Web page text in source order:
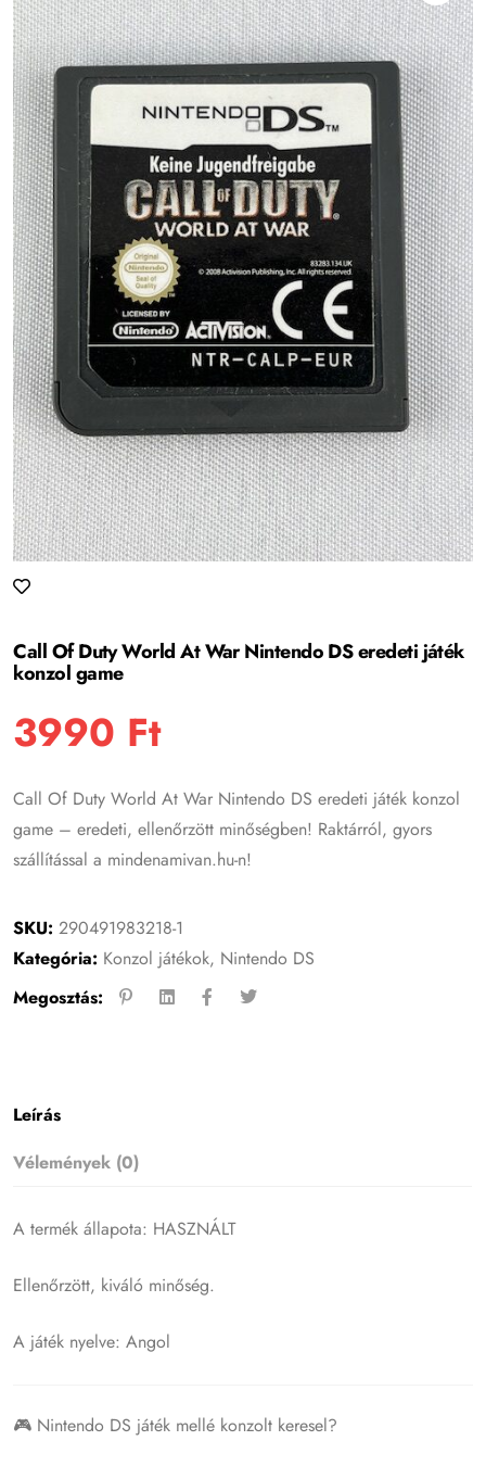
Call Of Duty World At War Nintendo DS eredeti játék
konzol game
3990 Ft
Call Of Duty World At War Nintendo DS eredeti játék konzol
game – eredeti, ellenőrzött minőségben! Raktárról, gyors
szállítással a mindenamivan.hu-n!
SKU:290491983218-1
Kategória: Konzol játékok, Nintendo DS
Megosztás:
Leírás
Vélemények (0)
A termék állapota: HASZNÁLT
Ellenőrzött, kiváló minőség.
A játék nyelve: Angol
🎮 Nintendo DS játék mellé konzolt keresel?